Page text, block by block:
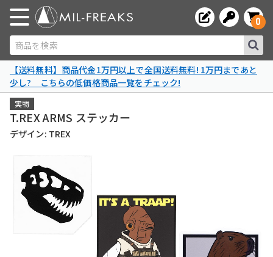
商品を検索
0
【送料無料】商品代金1万円以上で全国送料無料! 1万円まであと
少し? こちらの低価格商品一覧をチェック!
実物
T.REX ARMS ステッカー
デザイン: TREX